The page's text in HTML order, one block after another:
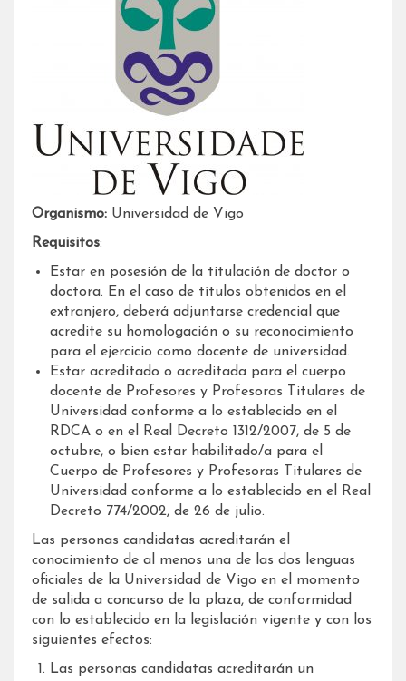
Organismo: Universidad de Vigo
Requisitos:
Estar en posesión de la titulación de doctor o
doctora. En el caso de títulos obtenidos en el
extranjero, deberá adjuntarse credencial que
acredite su homologación o su reconocimiento
para el ejercicio como docente de universidad.
Estar acreditado o acreditada para el cuerpo
docente de Profesores y Profesoras Titulares de
Universidad conforme a lo establecido en el
RDCA o en el Real Decreto 1312/2007, de 5 de
octubre, o bien estar habilitado/a para el
Cuerpo de Profesores y Profesoras Titulares de
Universidad conforme a lo establecido en el Real
Decreto 774/2002, de 26 de julio.
Las personas candidatas acreditarán el
conocimiento de al menos una de las dos lenguas
oficiales de la Universidad de Vigo en el momento
de salida a concurso de la plaza, de conformidad
con lo establecido en la legislación vigente y con los
siguientes efectos:
Las personas candidatas acreditarán un